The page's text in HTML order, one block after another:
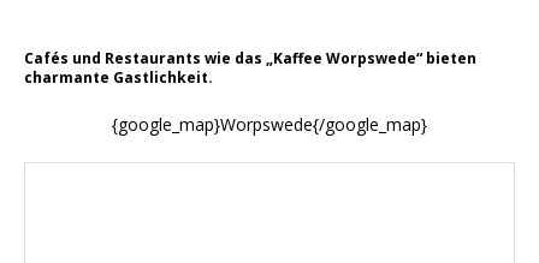
Cafés und Restaurants wie das „Kaffee Worpswede“ bieten
charmante Gastlichkeit.
{google_map}Worpswede{/google_map}